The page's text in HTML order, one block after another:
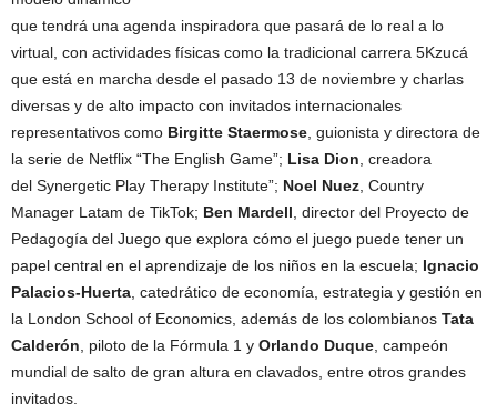
que tendrá una agenda inspiradora que pasará de lo real a lo
virtual, con actividades físicas como la tradicional carrera 5Kzucá
que está en marcha desde el pasado 13 de noviembre y charlas
diversas y de alto impacto con invitados internacionales
representativos como Birgitte Staermose , guionista y directora de
la serie de Netflix “The English Game”; Lisa Dion , creadora
del Synergetic Play Therapy Institute”; Noel Nuez , Country
Manager Latam de TikTok; Ben Mardell , director del Proyecto de
Pedagogía del Juego que explora cómo el juego puede tener un
papel central en el aprendizaje de los niños en la escuela; Ignacio
Palacios-Huerta , catedrático de economía, estrategia y gestión en
la London School of Economics, además de los colombianos Tata
Calderón , piloto de la Fórmula 1 y Orlando Duque , campeón
mundial de salto de gran altura en clavados, entre otros grandes
invitados.